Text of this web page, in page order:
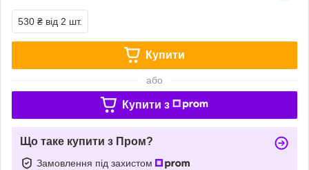
530 ₴ від 2 шт.
Купити
або
Купити з
Що таке купити з Пром?
Замовлення під захистом